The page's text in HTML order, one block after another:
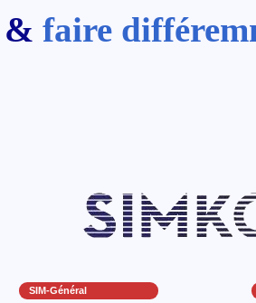
& faire
SIM-Général